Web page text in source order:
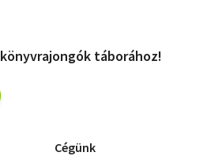
táborához!
Cégünk